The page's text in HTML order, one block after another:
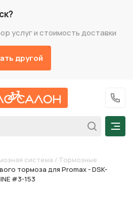
услуг и стоимость доставки
другой
На главную
+7
система / Тормозные
тормоза для Promax - DSK-
#3-153